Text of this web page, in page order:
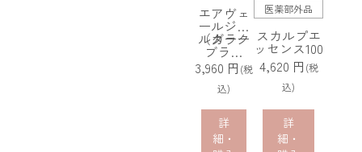
エアヴェ
ールジェ
ルカラー
（ダーク
ブラウ
ン）
3,960 円 (税
込)
詳
細・
医薬部外品
スカルプエ
ッセンス100
4,620 円 (税
込)
詳
細・